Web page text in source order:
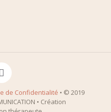
de Confidentialité • © 2019
• Création